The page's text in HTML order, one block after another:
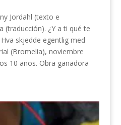
Jordahl (texto e
(traducción). ¿Y a ti qué te
skjedde egentlig med
(Bromelia), noviembre
10 años. Obra ganadora